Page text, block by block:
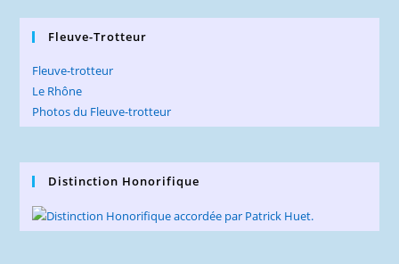
Fleuve-Trotteur
Fleuve-trotteur
Le Rhône
Photos du Fleuve-trotteur
Distinction Honorifique